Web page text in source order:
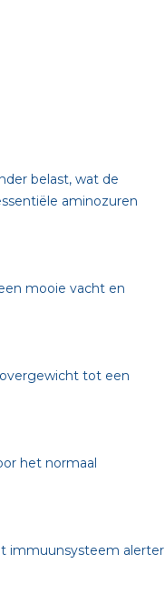
belast, wat de
aminozuren
mooie vacht en
tot een
het normaal
immuunsysteem alerter